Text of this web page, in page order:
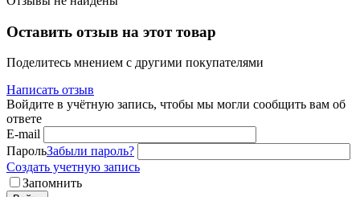
Оставить отзыв на этот товар
Поделитесь мнением с другими покупателями
Написать отзыв
Войдите в учётную запись, чтобы мы могли сообщить вам об
ответе
E-mail
ПарольЗабыли пароль?
Создать учетную запись
Запомнить